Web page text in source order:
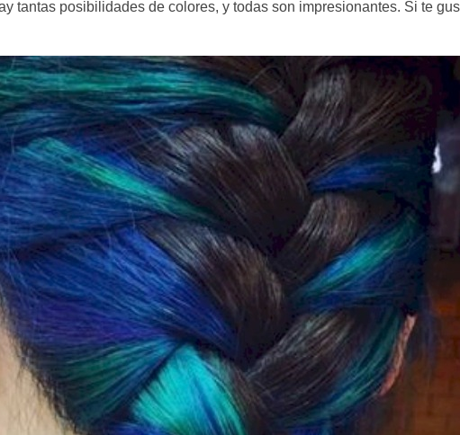
tantas posibilidades de colores, y todas son impresionantes. Si te